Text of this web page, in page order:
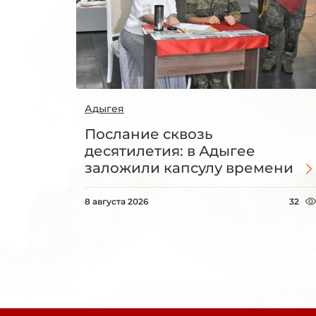
Адыгея
Послание сквозь
десятилетия: в Адыгее
заложили капсулу времени
8 августа 2026 32